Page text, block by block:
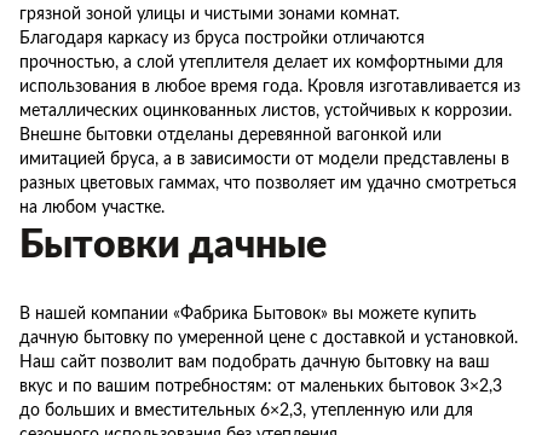
грязной зоной улицы и чистыми зонами комнат.
Благодаря каркасу из бруса постройки отличаются
прочностью, а слой утеплителя делает их комфортными для
использования в любое время года. Кровля изготавливается из
металлических оцинкованных листов, устойчивых к коррозии.
Внешне бытовки отделаны деревянной вагонкой или
имитацией бруса, а в зависимости от модели представлены в
разных цветовых гаммах, что позволяет им удачно смотреться
на любом участке.
Бытовки дачные
В нашей компании «Фабрика Бытовок» вы можете купить
дачную бытовку по умеренной цене с доставкой и установкой.
Наш сайт позволит вам подобрать дачную бытовку на ваш
вкус и по вашим потребностям: от маленьких бытовок 3×2,3
до больших и вместительных 6×2,3, утепленную или для